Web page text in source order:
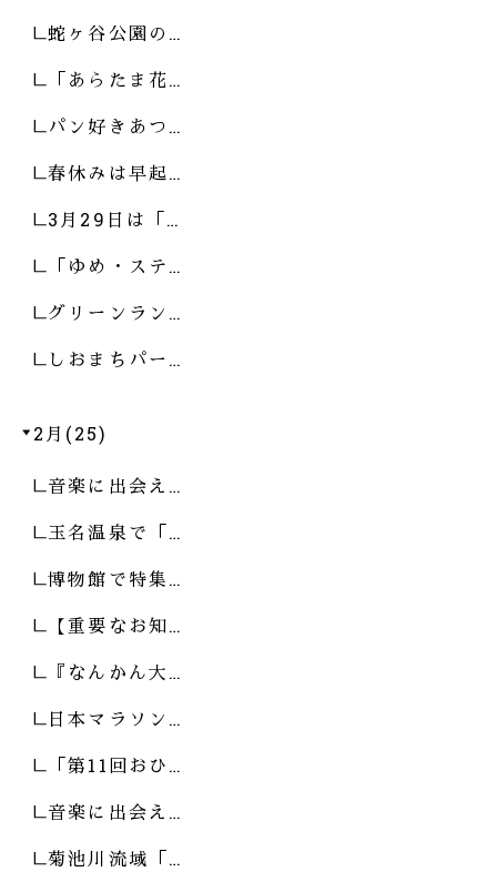
蛇ヶ谷公園の…
「あらたま花…
パン好きあつ…
春休みは早起…
3月29日は「…
「ゆめ・ステ…
グリーンラン…
しおまちパー…
2月(25)
音楽に出会え…
玉名温泉で「…
博物館で特集…
【重要なお知…
『なんかん大…
日本マラソン…
「第11回おひ…
音楽に出会え…
菊池川流域「…